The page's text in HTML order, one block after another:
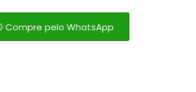
Compre pelo WhatsApp